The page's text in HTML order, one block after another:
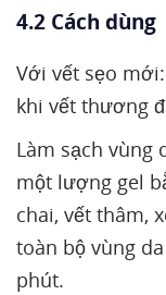
4.2 Cách dùng
Với vết sẹo
khi vết thương
Làm sạch vùng
một lượng gel
chai, vết thâm,
toàn bộ vùng
phút.